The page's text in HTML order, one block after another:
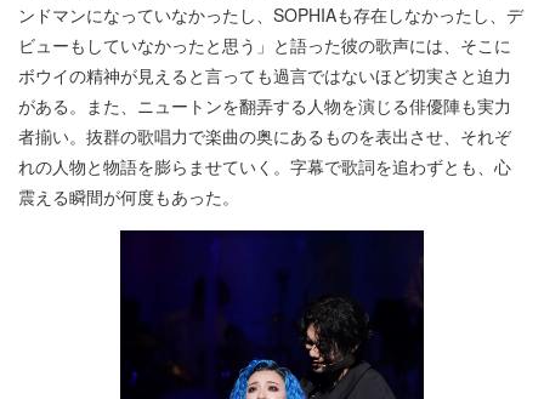
ンドマンになっていなかったし、SOPHIAも存在しなかったし、デ
ビューもしていなかったと思う」と語った彼の歌声には、そこに
ボウイの精神が見えると言っても過言ではないほど切実さと迫力
がある。また、ニュートンを翻弄する人物を演じる俳優陣も実力
者揃い。抜群の歌唱力で楽曲の奥にあるものを表出させ、それぞ
れの人物と物語を膨らませていく。字幕で歌詞を追わずとも、心
震える瞬間が何度もあった。